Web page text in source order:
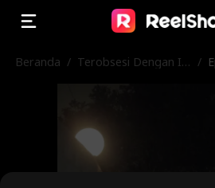
Beranda / Terobsesi Dengan Is
/